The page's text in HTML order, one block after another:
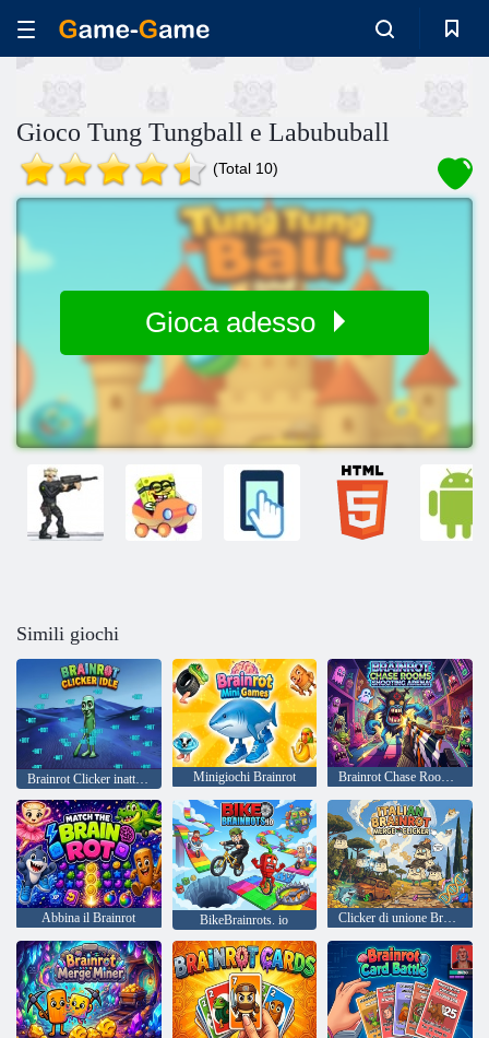
Gioco Tung Tungball e Labububall
(Total 10)
Gioca adesso
Simili giochi
Brainrot Clicker inattivo Minigiochi Brainrot Brainrot Chase Rooms Arena di tiro
Abbina il Brainrot BikeBrainrots. io Clicker di unione Brainrot italiano